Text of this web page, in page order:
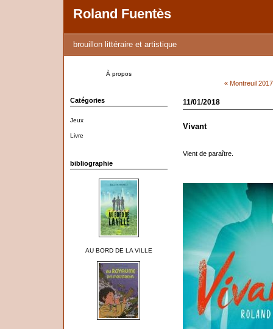
Roland Fuentès
brouillon littéraire et artistique
À propos
Catégories
Jeux
Livre
bibliographie
AU BORD DE LA VILLE
« Montreuil 2017
11/01/2018
Vivant
Vient de paraître.